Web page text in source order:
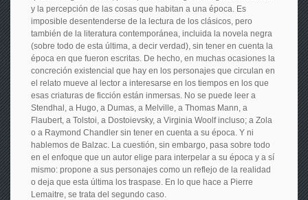
y la percepción de las cosas que habitan a una época. Es
imposible desentenderse de la lectura de los clásicos, pero
también de la literatura contemporánea, incluida la novela negra
(sobre todo de esta última, a decir verdad), sin tener en cuenta la
época en que fueron escritas. De hecho, en muchas ocasiones la
concreción existencial que hay en los personajes que circulan en
el relato mueve al lector a interesarse en los tiempos en los que
esas criaturas de ficción están inmersas. No se puede leer a
Stendhal, a Hugo, a Dumas, a Melville, a Thomas Mann, a
Flaubert, a Tolstoi, a Dostoievsky, a Virginia Woolf incluso; a Zola
o a Raymond Chandler sin tener en cuenta a su época. Y ni
hablemos de Balzac. La cuestión, sin embargo, pasa sobre todo
en el enfoque que un autor elige para interpelar a su época y a sí
mismo: propone a sus personajes como un reflejo de la realidad
o deja que esta última los traspase. En lo que hace a Pierre
Lemaitre, se trata del segundo caso.